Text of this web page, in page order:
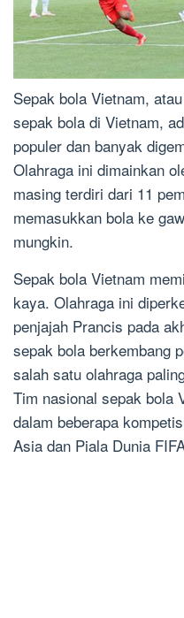
Sepak bola Vietnam,
sepak bola di Vietnam,
populer dan banyak
Olahraga ini dimainkan
masing terdiri dari 11
memasukkan bola ke
mungkin.
Sepak bola Vietnam
kaya. Olahraga ini
penjajah Prancis pada
sepak bola berkembang
salah satu olahraga
Tim nasional sepak bola
dalam beberapa
Asia dan Piala Dunia